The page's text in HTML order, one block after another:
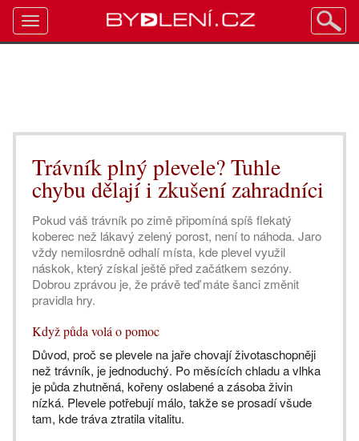
Trávník plný plevele? Tuhle
chybu dělají i zkušení zahradníci
Pokud váš trávník po zimě připomíná spíš flekatý
koberec než lákavý zelený porost, není to náhoda. Jaro
vždy nemilosrdně odhalí místa, kde plevel využil
náskok, který získal ještě před začátkem sezóny.
Dobrou zprávou je, že právě teď máte šanci změnit
pravidla hry.
Když půda volá o pomoc
Důvod, proč se plevele na jaře chovají životaschopněji
než trávník, je jednoduchý. Po měsících chladu a vlhka
je půda zhutněná, kořeny oslabené a zásoba živin
nízká. Plevele potřebují málo, takže se prosadí všude
tam, kde tráva ztratila vitalitu.
Toggle
navigation